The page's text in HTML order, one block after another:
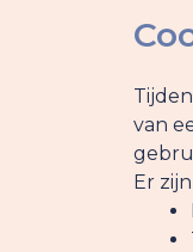
van
Er